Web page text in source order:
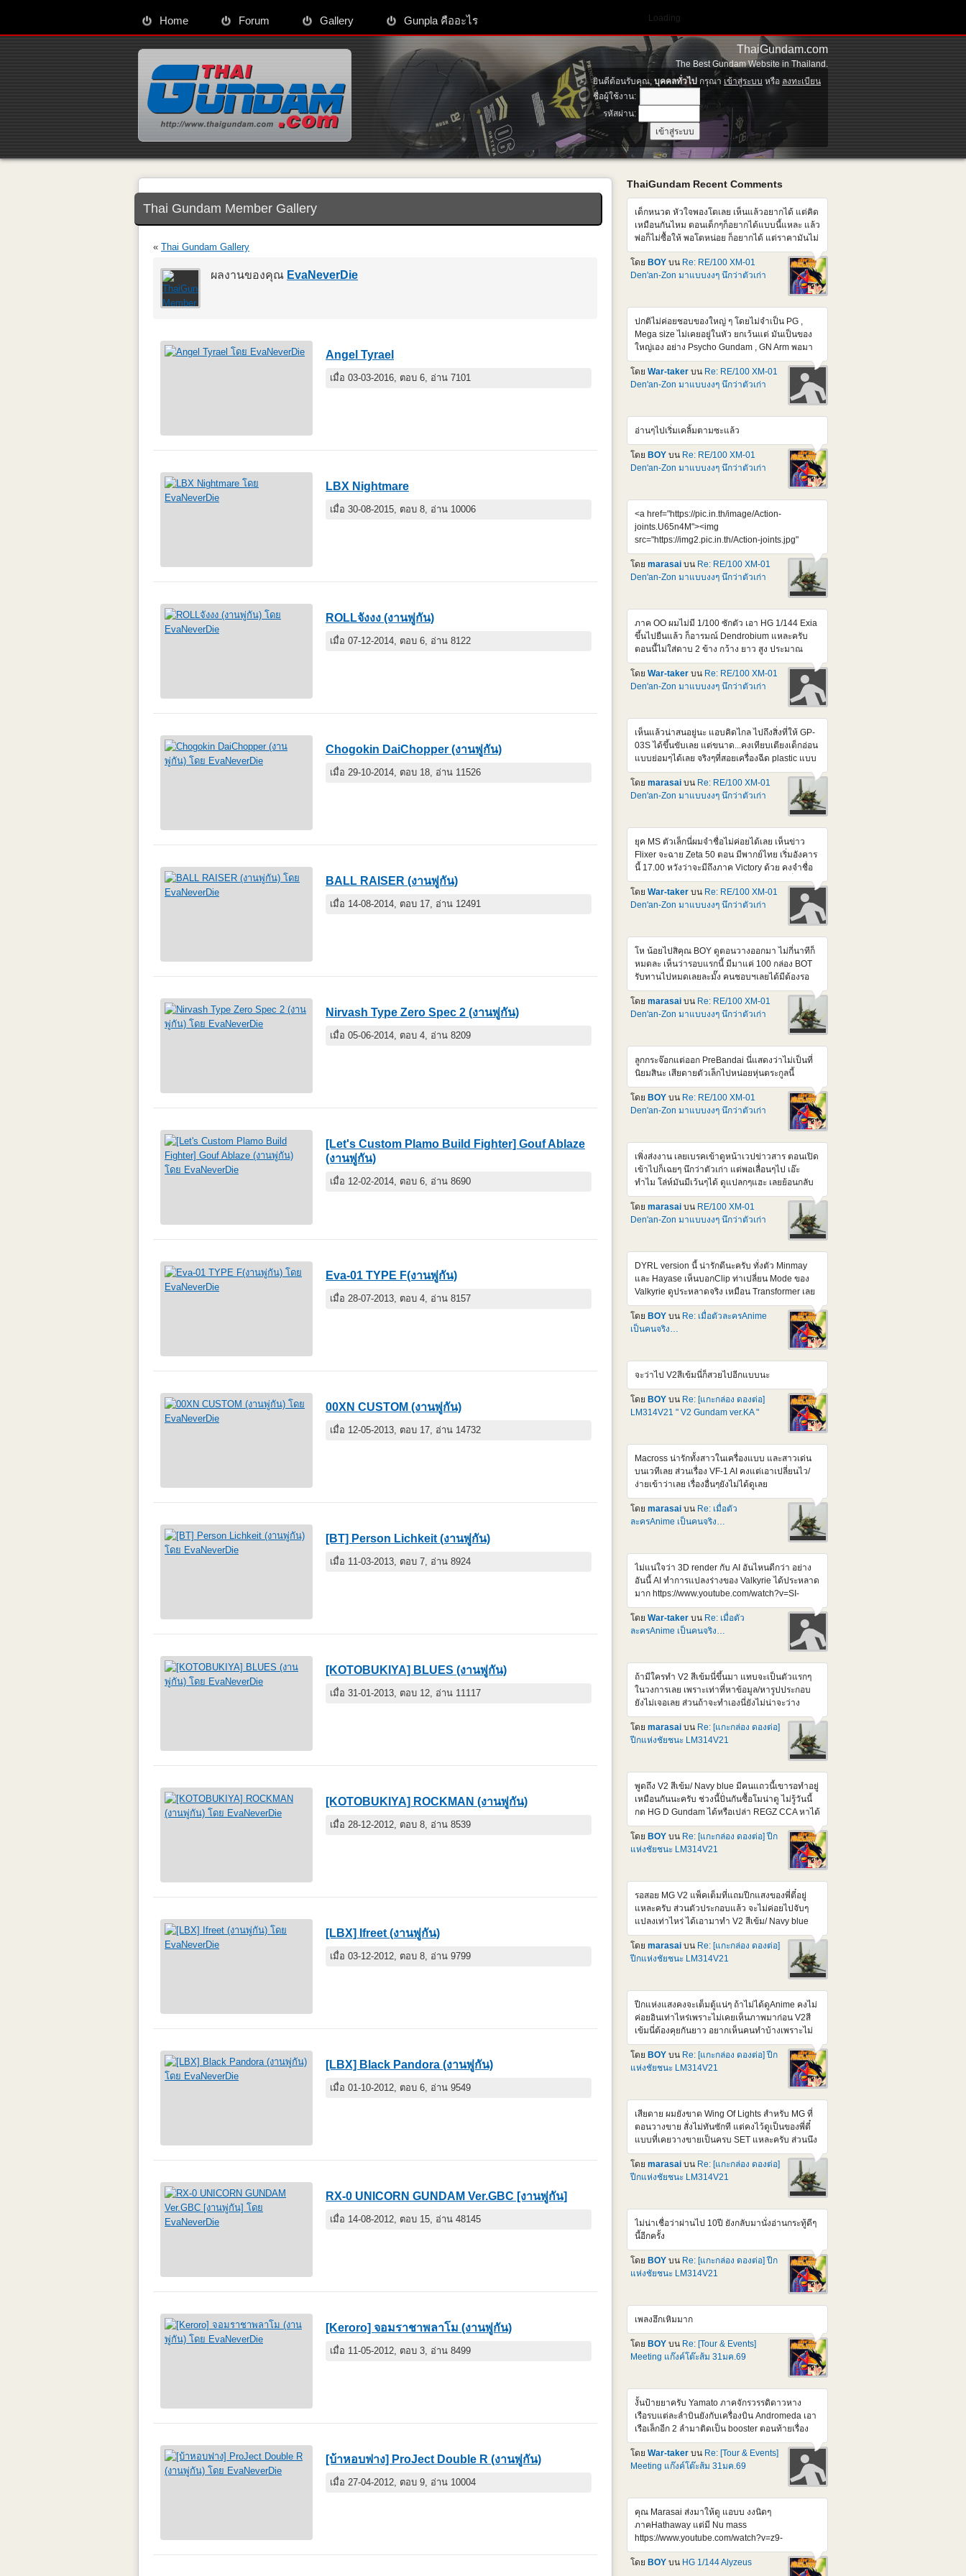
Home Forum Gallery Gunpla คืออะไร
ThaiGundam.com
The Best Gundam Website in Thailand.
Loading
ยินดีต้อนรับคุณ,บุคคลทั่วไปกรุณา เข้าสู่ระบบ หรือ ลงทะเบียน
ชื่อผู้ใช้งาน:
รหัสผ่าน:
Thai Gundam Member Gallery
« Thai Gundam Gallery
ผลงานของคุณ EvaNeverDie
Angel Tyrael
เมื่อ 03-03-2016, ตอบ 6, อ่าน 7101
LBX Nightmare
เมื่อ 30-08-2015, ตอบ 8, อ่าน 10006
ROLLจังงง (งานพู่กัน)
เมื่อ 07-12-2014, ตอบ 6, อ่าน 8122
Chogokin DaiChopper (งานพู่กัน)
เมื่อ 29-10-2014, ตอบ 18, อ่าน 11526
BALL RAISER (งานพู่กัน)
เมื่อ 14-08-2014, ตอบ 17, อ่าน 12491
Nirvash Type Zero Spec 2 (งานพู่กัน)
เมื่อ 05-06-2014, ตอบ 4, อ่าน 8209
[Let's Custom Plamo Build Fighter] Gouf Ablaze
(งานพู่กัน)
เมื่อ 12-02-2014, ตอบ 6, อ่าน 8690
Eva-01 TYPE F(งานพู่กัน)
เมื่อ 28-07-2013, ตอบ 4, อ่าน 8157
00XN CUSTOM (งานพู่กัน)
เมื่อ 12-05-2013, ตอบ 17, อ่าน 14732
[BT] Person Lichkeit (งานพู่กัน)
เมื่อ 11-03-2013, ตอบ 7, อ่าน 8924
[KOTOBUKIYA] BLUES (งานพู่กัน)
เมื่อ 31-01-2013, ตอบ 12, อ่าน 11117
[KOTOBUKIYA] ROCKMAN (งานพู่กัน)
เมื่อ 28-12-2012, ตอบ 8, อ่าน 8539
[LBX] Ifreet (งานพู่กัน)
เมื่อ 03-12-2012, ตอบ 8, อ่าน 9799
[LBX] Black Pandora (งานพู่กัน)
เมื่อ 01-10-2012, ตอบ 6, อ่าน 9549
RX-0 UNICORN GUNDAM Ver.GBC [งานพู่กัน]
เมื่อ 14-08-2012, ตอบ 15, อ่าน 48145
[Keroro] จอมราชาพลาโม (งานพู่กัน)
เมื่อ 11-05-2012, ตอบ 3, อ่าน 8499
[บ้าหอบฟาง] ProJect Double R (งานพู่กัน)
เมื่อ 27-04-2012, ตอบ 9, อ่าน 10004
ThaiGundam Recent Comments
เด็กหนวด หัวใจพองโตเลย เห็นแล้วอยากได้ แต่คิด
เหมือนกันไหม ตอนเด็กๆก็อยากได้แบบนี้แหละ แล้ว
พ่อก็ไม่ซื้อให้ พอโตหน่อย ก็อยากได้ แต่ราคามันไม่
เหมือนตอนเด็กๆแล้วสิ แต่คนที่บ้านก็อาจจะไม่ให้
ซื้ออีก เศร้าเคล้าน้ำตา
โดย BOY บน Re: RE/100 XM-01
Den'an-Zon มาแบบงงๆ นึกว่าตัวเก่า
ปกติไม่ค่อยชอบของใหญ่ ๆ โดยไม่จำเป็น PG ,
Mega size ไม่เคยอยู่ในหัว ยกเว้นแต่ มันเป็นของ
ใหญ่เอง อย่าง Psycho Gundam , GN Arm พอมา
เจออันนี้ชักใจสั่นครับ 70 cm. เห็นราคาแล้วสยอง
99000 เยน แต่คิดว่า หยอดกระปุกซัก 10-12 เดือน
คงพอซื้อไหวมั้ง ของแบบนี้ มันคงไม่หมดเกลี้ยง
v=4UZKEZGeSIY ไม่แน่ กว่าจะออก อาจจะไม่
อยากได้แล้วก็ได้
โดย War-taker บน Re: RE/100 XM-01
Den'an-Zon มาแบบงงๆ นึกว่าตัวเก่า
อ่านๆไปเริ่มเคลิ้มตามซะแล้ว
โดย BOY บน Re: RE/100 XM-01
Den'an-Zon มาแบบงงๆ นึกว่าตัวเก่า
<a href="https://pic.in.th/image/Action-
joints.U65n4M"><img
src="https://img2.pic.in.th/Action-joints.jpg"
alt="Action joints" border="0"></a> Credit :
Supreme Mecha จุดขยับ ตอบโจทย์ เยี่ยมขึ้นกว่า
โมเก่าๆเยอะเลย รอก็แค่รอบถัดๆไป กะจังหวะจอง
ได้ที่จะต้องลงตัวกัน ไม่โดน Bot แย่งไปทุกๆรอบอีก
โดย marasai บน Re: RE/100 XM-01
Den'an-Zon มาแบบงงๆ นึกว่าตัวเก่า
ภาค OO ผมไม่มี 1/100 ซักตัว เอา HG 1/144 Exia
ขึ้นไปยืนแล้ว ก็อารมณ์ Dendrobium แหละครับ
ตอนนี้ไม่ใส่ดาบ 2 ข้าง กว้าง ยาว สูง ประมาณ
เกือบ ๆ 40 ซม. ทุกด้าน แต่ถ้าเอา MS 1/100 ไปใส่
คงสูงขึ้นอีกหน่อย ส่วนดาบ ยาว 40 กว่า ซม. ถ้าใส่
ด้วย ก็กินที่หนักเข้าไปอีก แต่บ่นแบบนี้ ผมรอ part
ของ Dynames ที่เป็นปืน กับ มิซายด์ อยู่นะ จริง ๆ ก็
Dynames กับ Kyorios ดองอยู่ด้วยแฮะ
โดย War-taker บน Re: RE/100 XM-01
Den'an-Zon มาแบบงงๆ นึกว่าตัวเก่า
เห็นแล้วน่าสนอยู่นะ แอบคิดไกล ไปถึงสิ่งที่ให้ GP-
03S ได้ขึ้นขับเลย แต่ขนาด...คงเทียบเตียงเด็กอ่อน
แบบย่อมๆได้เลย จริงๆที่สอยเครื่องฉีด plastic แบบ
เส้นมา ก็กะว่าจะทำแหละ กะ Mega Rider ให้ ZZ ขี่
เล่น แต่เอาจริงๆนี่ ยุ่งสะสางงานหลักเกือบทั้งวัน เลย
แทบไม่มีเวลาพิมพ์เลยหลังๆนี้
โดย marasai บน Re: RE/100 XM-01
Den'an-Zon มาแบบงงๆ นึกว่าตัวเก่า
ยุค MS ตัวเล็กนี่ผมจำชื่อไม่ค่อยได้เลย เห็นข่าว
Flixer จะฉาย Zeta 50 ตอน มีพากย์ไทย เริ่มอังคาร
นี้ 17.00 หวังว่าจะมีถึงภาค Victory ด้วย คงจำชื่อ
MS ได้มากขึ้น (แต่ตัวนี้มันอยู่ใน F-91 นี่) เดี๋ยวนี้จะ
ให้เอา เสียงญีุ่ปุ่น sub eng. มาดูแบบเมื่อก่อน ก็
เหนื่อยเกิน เพิ่งต่ออันนี้ เกือบเสร็จ ไป เหนื่อยเอา
เรื่องครับ ที่ว่าเกือบเสร็จ เพราะหลายจุดมันใส่ สปริง
แกนเสียบก็แน่นจัดแล้ว ถ้าไขน็อตด้วย คงแงะมา
ทำสีไม่ได้แล้วละ
https://www.youtube.com/watch?v=U0kAdHrrHII
อังกฤษด้วย
โดย War-taker บน Re: RE/100 XM-01
Den'an-Zon มาแบบงงๆ นึกว่าตัวเก่า
โห น้อยไปสิคุณ BOY ดูตอนวางออกมา ไม่กี่นาทีก็
หมดละ เห็นว่ารอบแรกนี้ มีมาแค่ 100 กล่อง BOT
รับทานไปหมดเลยละมั๊ง คนชอบฯเลยได้มีต้องรอ
รอบถัดๆไป แต่จะไม่อุดหนุนร้านพวกนั้นละยกเว้น มี
ช่วงลดราคาลงปกติ Series ตัวเล็กนี้ก็สวยๆเยอะ
แต่ถ้า P หมด ก็อ่วมหนักเลยนะครับ ยิ่งจะมีพวก
Silhoulette กล่องสวยๆสมัยก่อนอีกนี่ มาได้ยาวๆเลย
ราคาเท่าๆกันแหละ ยังไม่ได้สอย เพราะมีทั้งตัว
สำเร็จและตัวเก่าที่ต่อใส่กล่องไว้รอผ่า แต่ถ้าสอยคง
เอามาทำสีขาวแทนแหละ ปล.ของภาคนี้ อยากเห็น
ตัวของหัวหน้า ที่ตัวสีม่วง/สีเข้ม Berga giros ที่คน
ขับ X2 ขับก่อนจะมาเปลี่ยนเปน X2 แหละ
โดย marasai บน Re: RE/100 XM-01
Den'an-Zon มาแบบงงๆ นึกว่าตัวเก่า
ลูกกระจ๊อกแต่ออก PreBandai นี่แสดงว่าไม่เป็นที่
นิยมสินะ เสียดายตัวเล็กไปหน่อยหุ่นตระกูลนี้
โดย BOY บน Re: RE/100 XM-01
Den'an-Zon มาแบบงงๆ นึกว่าตัวเก่า
เพิ่งส่งงาน เลยเบรคเข้าดูหน้าเวปข่าวสาร ตอนเปิด
เข้าไปก็เฉยๆ นึกว่าตัวเก่า แต่พอเลื่อนๆไป เอ๊ะ
ทำไม โล่ห์มันมีเว้นๆได้ ดูแปลกๆแฮะ เลยย้อนกลับ
มาดูรายละเอียด ปรากฏว่า หัวโล้น ไหล่กลมสอง
ข้าง โล่ห์แยกสี่ส่วน นี่มันเป็นลูกจ๊อก ตัวที่ควรจะ
ออกก่อนหน้านี้นิ ไม่ใช่ตัวแรกจริงๆแหละ <a
href="https://pic.in.th/image/DEn1.UJCNzP">
src="https://img1.pic.in.th/images/DEn1.jpg"
alt="DEn1" border="0"></a> <a
href="https://pic.in.th/image/DEn2.UJCVqp">
<img src="https://img2.pic.in.th/DEn2.jpg"
alt="DEn2" border="0"></a> <a
href="https://pic.in.th/image/DEn3.UJCW8L">
src="https://img1.pic.in.th/images/DEn3.jpg"
alt="DEn3" border="0"></a> <a
href="https://pic.in.th/image/DEn4.UJGa1C">
<img
src="https://img1.pic.in.th/images/DEn4.jpg"
alt="DEn4" border="0"></a> <a
href="https://pic.in.th/image/DEn5.UJGrwv">
alt="DEn5" border="0"></a> หน้าตาหล่อขึ้นกว่า
เดิม สัดส่วนดูสมส่วนขึ้น น่าจะสูงกว่า 1/100 เกรด
เก่า Credit : Gundamkitscollection เจ้าเก่าดั้งเดิม
ตัวนี้ ก็มีตัวเก่า ยุคโบราณอยู่แหละ แต่เปลี่ยนมือ
เปนแบบชุดแต่งที่ขยับข้อนิ้วได้หมด สมันนั้นสั่งจาก
HLJ /สรุปตัวเก่าเลยรอดจากการถูกผ่าดัดแปลงไป
แหละ พวกตัวเก่าๆ Ball joint ย้วยๆไปหมดละเห็น
วันก่อนๆ มีคนถามหา Ball Joint ขา ตัวใดตัวนึงไว้
ออกจากแผง จะไม่รู้ว่ามันเปน Parts เบอร์อะไรหนะ
จะเซ็งก็ตรงที่ แววจะเปน P ไปตลอดหลังจากนี้
โดย marasai บน RE/100 XM-01
Den'an-Zon มาแบบงงๆ นึกว่าตัวเก่า
DYRL version นี้ น่ารักดีนะครับ ทั่งตัว Minmay
และ Hayase เห็นบอกClip ท่าเปลี่ยน Mode ของ
Valkyrie ดูประหลาดจริง เหมือน Transformer เลย
โดย BOY บน Re: เมื่อตัวละครAnime
เป็นคนจริง…
จะว่าไป V2สีเข้มนี่ก็สวยไปอีกแบบนะ
โดย BOY บน Re: [แกะกล่อง ดองต่อ]
LM314V21 " V2 Gundam ver.KA "
Macross น่ารักทั้งสาวในเครื่องแบบ และสาวเด่น
บนเวทีเลย ส่วนเรื่อง VF-1 AI คงแต่เอาเปลี่ยนไว/
ง่ายเข้าว่าเลย เรื่องอื่นๆยังไม่ได้ดูเลย
โดย marasai บน Re: เมื่อตัว
ละครAnime เป็นคนจริง…
ไม่แน่ใจว่า 3D render กับ AI อันไหนดีกว่า อย่าง
อันนี้ AI ทำการแปลงร่างของ Valkyrie ได้ประหลาด
มาก https://www.youtube.com/watch?v=SI-
tINRkQVE https://www.youtube.com/watch?
v=igYoaJTS5G8
https://www.youtube.com/watch?v=RTxR6gU-
โดย War-taker บน Re: เมื่อตัว
ละครAnime เป็นคนจริง…
ถ้ามีใครทำ V2 สีเข้มนี่ขึ้นมา แทบจะเป็นตัวแรกๆ
ในวงการเลย เพราะเท่าที่หาข้อมูล/หารูปประกอบ
ยังไม่เจอเลย ส่วนถ้าจะทำเองนี่ยังไม่น่าจะว่าง
จนกว่างานโครงการที่กำลังทำ จะได้เริ่มขึ้นมาโน่น
ส่วน Meeting คงรอติดตามผ่านเวป/Facebook
ของเวปเหมือนเดิมแหละครับ
โดย marasai บน Re: [แกะกล่อง ดองต่อ]
ปีกแห่งชัยชนะ LM314V21
พูดถึง V2 สีเข้ม/ Navy blue มีคนแถวนี้เขารอทำอยู่
เหมือนกันนะครับ ช่วงนี้ปั่นกันซื้อโมน่าดู ไม่รู้วันนี้
กด HG D Gundam ได้หรือเปล่า REGZ CCA หาได้
จาก GundamBase ไม่ต้องกลัวครับ
โดย BOY บน Re: [แกะกล่อง ดองต่อ] ปีก
แห่งชัยชนะ LM314V21
รอสอย MG V2 แพ็คเต็มที่แถมปีกแสงของพี่ตี๋อยู่
แหละครับ ส่วนตัวประกอบแล้ว จะไม่ค่อยไปจับๆ
แปลงเท่าไหร่ ได้เอามาทำ V2 สีเข้ม/ Navy blue
แน่นอน
https://www.gundamkitscollection.com/2025/11/p-
bandai-mg-1100-cluster-gundam-mission.html
แอบเศร้าใจ ทำไมออก 2nd Batch แล้วมันขยับ
เลยไม่ได้สอยตามคุณ BOY แต่ไว้ค่อยหาเก็บร้าน
ลดราคาเอาแหละ ความอยากน้อยลงนิดหน่อย
เพราะมี Ver เก่าไว้นานละกะ ตัวถือปืน AKA ทำเอา
งงมาก RE-GZ Custom ถือ AKA ซะงั้นจุดขยับใหม่
มันเลยได้มาจากตัวนี้แหละ ชิ้นส่วนเหลือเลยเยอะ
เลยแต่ไม่สามารถขึ้นได้ครบทั้งตัว
โดย marasai บน Re: [แกะกล่อง ดองต่อ]
ปีกแห่งชัยชนะ LM314V21
ปีกแห่งแสงคงจะเต็มตู้แน่ๆ ถ้าไม่ได้ดูAnime คงไม่
ค่อยอินเท่าไหร่เพราะไม่เคยเห็นภาพมาก่อน V2สี
เข้มนี่ต้องคุยกันยาว อยากเห็นคนทำบ้างเพราะไม่
ค่อยเห็นใครประกอบและทำสีเท่าไหร่เลย
F90ติดPack นี่ก็สวยๆหลายตัวนะครับ มีชอบPack
ไหนพิเศษไหม ว่าจะหามาลองใส่ F80บ้าง ว่าแต่จะ
หาดู Victory sub Thai ยากเหมือนกันนะครับ ท้าย
โดย BOY บน Re: [แกะกล่อง ดองต่อ] ปีก
แห่งชัยชนะ LM314V21
เสียดาย ผมยังขาด Wing Of Lights สำหรับ MG ที่
ตอนวางขาย สั่งไม่ทันซักที แต่คงไว้ดูเป็นของพี่ตี๋
แบบที่เคยวางขายเป็นครบ SET แหละครับ ส่วนนึง
จะเอาตัวหุ่น V2 มาทำสีเข้ม ให้เป็นตัวในภาค
crossbone ที่ Bandai ยังไม่ทำ ส่วนตัว ชอบหุ่นประ
หลาดๆ ในภาค steel 7 ทีเป็นภาคเกี่ยวเนื่องกับ
Crossbone, F90 และ Victory ตอนนี้ ที่นอกเหนือ
ของภาค มีออกมาเพิ่มจำนวนนึงละ เช่น RE/100
XM-07B Vigna-Ghina II [Jupiter Battle Ver.] ตัว
Gundam F91 Ver 2.0 (Harrison Madin Custom)
ตัวนี้มีสอง Ver. ก็ออกไปละ อีกตัวที่รอลุ้น ก็เป็น MG
LM312V04+SD-VB03A V-Dash Gundam ที่แค่
ออกเป็นเฉพาะ Pack เสริมมาก็เบางบหน่อย หรือมัด
รวมมาก็ได้แหละ ช่วงๆนี้นี่ Formula , silhouette
กลังทยอยไล่ออกมา ทีละตัวๆแหละ อ้างอิง
https://gundam.fandom.com/wiki/Prototype_Victory_2_Gundam
อ้างอิง
https://gundam.fandom.com/wiki/Mobile_Suit_Crossbone_Gundam:_Steel_7
โดย marasai บน Re: [แกะกล่อง ดองต่อ]
ปีกแห่งชัยชนะ LM314V21
ไม่น่าเชื่อว่าผ่านไป 10ปี ยังกลับมานั่งอ่านกระทู้ดีๆ
นี้อีกครั้ง
โดย BOY บน Re: [แกะกล่อง ดองต่อ] ปีก
แห่งชัยชนะ LM314V21
เพลงฮึกเหิมมาก
โดย BOY บน Re: [Tour & Events]
Meeting แก๊งค์โต๊ะส้ม 31มค.69
งั้นป้ายยาครับ Yamato ภาคจักรวรรดิดาวหาง
เรือรบแต่ละลำบินยังกับเครื่องบิน Andromeda เอา
เรือเล็กอีก 2 ลำมาติดเป็น booster ตอนท้ายเรื่อง
เรือรบทำงานโดยใช้คน ๆ เดียว ระบบสั่งการด้วย
เสียงแหกปากของกับตัน
https://www.youtube.com/watch?
โดย War-taker บน Re: [Tour & Events]
Meeting แก๊งค์โต๊ะส้ม 31มค.69
คุณ Marasai ส่งมาให้ดู แอบบ งงนิดๆ
ภาคHathaway แต่มี Nu mass
https://www.youtube.com/watch?v=z9-
r4h_zD2g&feature=youtu.be
โดย BOY บน HG 1/144 Alyzeus